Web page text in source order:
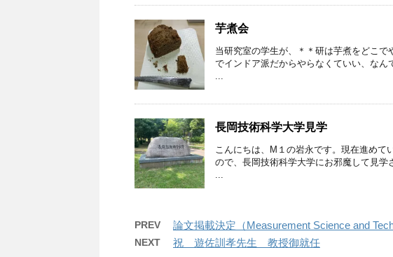
芋煮会
当研究室の学生が、＊＊研は芋煮をどこ
でインドア派だからやらなくていい、な
...
長岡技術科学大学見学
こんにちは、M１の岩永です。現在進めて
ので、長岡技術科学大学にお邪魔して見
...
PREV 論文掲載決定（Measurement Science and
NEXT 祝 遊佐訓孝先生 教授御就任